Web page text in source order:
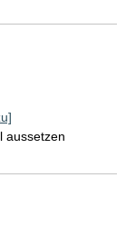
aussetzen